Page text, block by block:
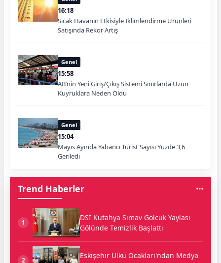
16:18
Sıcak Havanın Etkisiyle İklimlendirme Ürünleri
Satışında Rekor Artış
Genel
15:58
AB’nin Yeni Giriş/Çıkış Sistemi Sınırlarda Uzun
Kuyruklara Neden Oldu
Genel
15:04
Mayıs Ayında Yabancı Turist Sayısı Yüzde 3,6
Geriledi
Trend Haberler
1
DSİ Kütahya Simav Gölcük Yaylası
Gölünde Temizlik Başlattı
2
Eskişehir Ülkü Ocakları'ndan Medya